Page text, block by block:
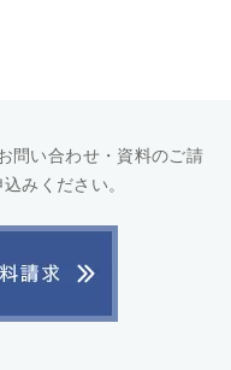
問い合わせ・資料のご請
みください。